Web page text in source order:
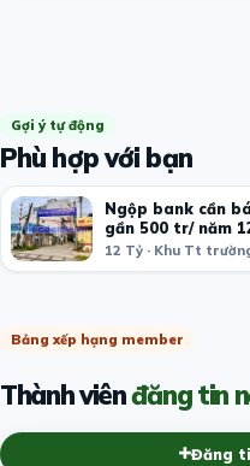
Gợi ý tự động
Phù hợp với bạn
Ngộp bank cần
gần 500 tr/ năm
tầng
12 Tỷ · Khu Tt
Bảng xếp hạng member
Thành viênđăng tin
Đăng